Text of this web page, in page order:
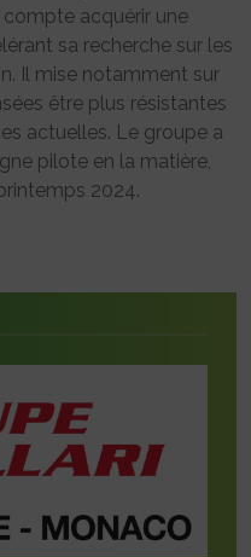
acquérir une
sa recherche sur les
Il mise notamment sur
être plus résistantes
actuelles. Le groupe a
pilote en la matière,
2024.